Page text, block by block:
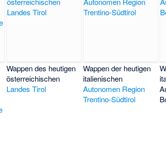
Wappen des heutigen
österreichischen
Landes Tirol
Wappen der heutigen
italienischen
Autonomen Region
Trentino-Südtirol